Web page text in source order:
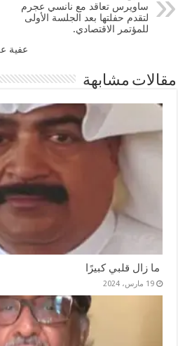
ساويرس تعاقد مع نانسي عجرم
لتقدم حفلتها بعد الجلسة الأولى
للمؤتمر الاقتصادي.
عفية
مقالات مشابهة
ما زال قلبي كبيرًا
19 مارس، 2024